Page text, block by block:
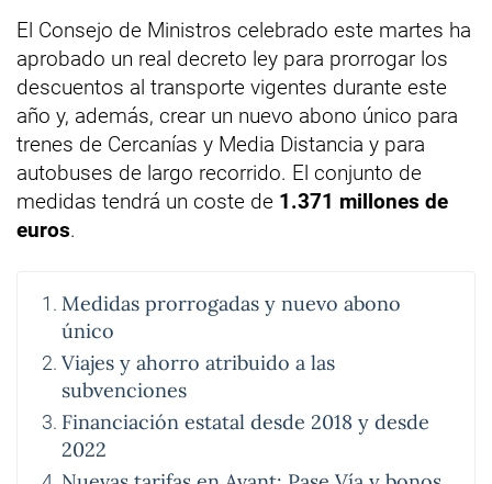
El Consejo de Ministros celebrado este martes ha
aprobado un real decreto ley para prorrogar los
descuentos al transporte vigentes durante este
año y, además, crear un nuevo abono único para
trenes de Cercanías y Media Distancia y para
autobuses de largo recorrido. El conjunto de
medidas tendrá un coste de 1.371 millones de
euros.
Medidas prorrogadas y nuevo abono
único
Viajes y ahorro atribuido a las
subvenciones
Financiación estatal desde 2018 y desde
2022